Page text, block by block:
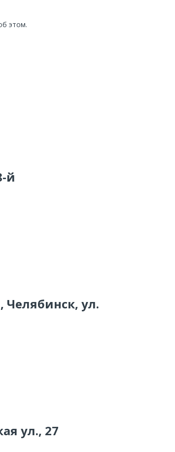
этом.
й
Челябинск, ул.
ул., 27